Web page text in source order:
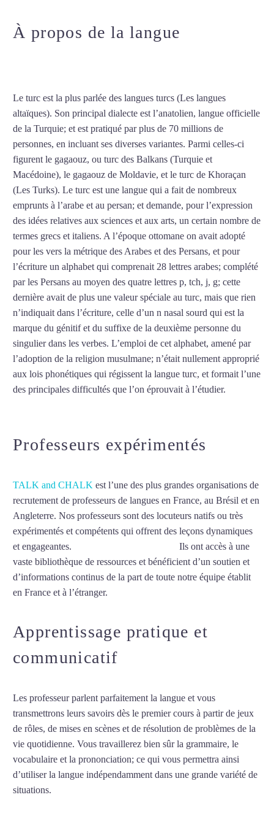
À propos de la langue
Le turc est la plus parlée des langues turcs (Les langues
altaïques). Son principal dialecte est l’anatolien, langue officielle
de la Turquie; et est pratiqué par plus de 70 millions de
personnes, en incluant ses diverses variantes. Parmi celles-ci
figurent le gagaouz, ou turc des Balkans (Turquie et
Macédoine), le gagaouz de Moldavie, et le turc de Khoraçan
(Les Turks). Le turc est une langue qui a fait de nombreux
emprunts à l’arabe et au persan; et demande, pour l’expression
des idées relatives aux sciences et aux arts, un certain nombre de
termes grecs et italiens. A l’époque ottomane on avait adopté
pour les vers la métrique des Arabes et des Persans, et pour
l’écriture un alphabet qui comprenait 28 lettres arabes; complété
par les Persans au moyen des quatre lettres p, tch, j, g; cette
dernière avait de plus une valeur spéciale au turc, mais que rien
n’indiquait dans l’écriture, celle d’un n nasal sourd qui est la
marque du génitif et du suffixe de la deuxième personne du
singulier dans les verbes. L’emploi de cet alphabet, amené par
l’adoption de la religion musulmane; n’était nullement approprié
aux lois phonétiques qui régissent la langue turc, et formait l’une
des principales difficultés que l’on éprouvait à l’étudier.
Professeurs expérimentés
TALK and CHALK est l’une des plus grandes organisations de
recrutement de professeurs de langues en France, au Brésil et en
Angleterre. Nos professeurs sont des locuteurs natifs ou très
expérimentés et compétents qui offrent des leçons dynamiques
et engageantes.
Ils ont accès à une
vaste bibliothèque de ressources et bénéficient d’un soutien et
d’informations continus de la part de toute notre équipe établit
en France et à l’étranger.
Apprentissage pratique et
communicatif
Les professeur parlent parfaitement la langue et vous
transmettrons leurs savoirs dès le premier cours à partir de jeux
de rôles, de mises en scènes et de résolution de problèmes de la
vie quotidienne. Vous travaillerez bien sûr la grammaire, le
vocabulaire et la prononciation; ce qui vous permettra ainsi
d’utiliser la langue indépendamment dans une grande variété de
situations.